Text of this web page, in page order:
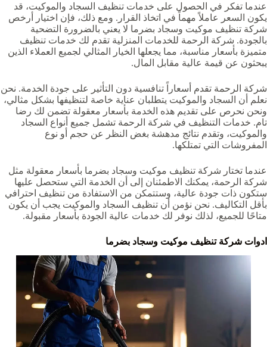
عندما تفكر في الحصول على خدمات تنظيف السجاد والموكيت، قد
يكون السعر عاملاً مهماً في اتخاذ القرار. ومع ذلك، فإن اختيار أرخص
شركة تنظيف موكيت وسجاد بضرما‏‏‏ لا يعني بالضرورة التضحية
بالجودة. شركة الرحمة للخدمات المنزلية تقدم لك خدمات تنظيف
متميزة بأسعار مناسبة، مما يجعلها الخيار المثالي لجميع العملاء الذين
يبحثون عن قيمة عالية مقابل المال.
شركة الرحمة تقدم أسعاراً تنافسية دون التأثير على جودة الخدمة. نحن
نعلم أن السجاد والموكيت يتطلبان عناية خاصة لتنظيفها بشكل مثالي،
ونحن نحرص على تقديم هذه الخدمة بأسعار معقولة تضمن لك رضا
تام. خدمات التنظيف في شركة الرحمة تشمل جميع أنواع السجاد
والموكيت، وتقدم نتائج مدهشة بغض النظر عن حجم أو نوع
المفروشات التي تمتلكها.
عندما تختار شركة تنظيف موكيت وسجاد بضرما‏‏‏ بأسعار معقولة مثل
شركة الرحمة، يمكنك الاطمئنان إلى أن الخدمة التي ستحصل عليها
ستكون ذات جودة عالية، وستتمكن من الاستفادة من تنظيف احترافي
بأقل التكاليف. نحن نؤمن أن تنظيف السجاد والموكيت يجب أن يكون
متاحًا للجميع، لذلك نوفر لك خدمات عالية الجودة بأسعار مقبولة.
ادوات شركة تنظيف موكيت وسجاد بضرما‏‏‏